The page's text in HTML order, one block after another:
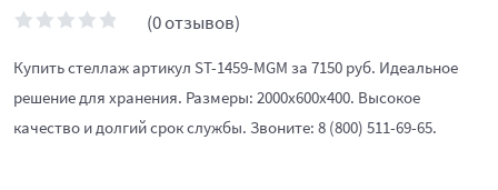
(0 отзывов)
Купить стеллаж артикул ST-1459-MGM за 7150 руб. Идеальное
решение для хранения. Размеры: 2000x600x400. Высокое
качество и долгий срок службы. Звоните: 8 (800) 511-69-65.